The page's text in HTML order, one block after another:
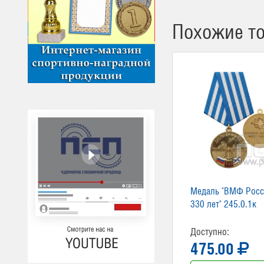
Похожие
Медаль "ВМФ
330 лет" 245.0.1к
Доступно:
475.00